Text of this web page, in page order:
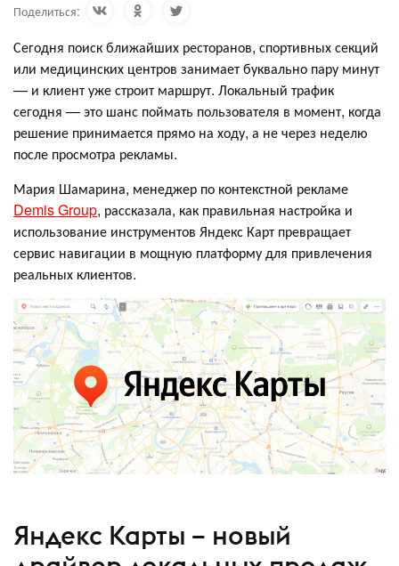
Поделиться:
Сегодня поиск ближайших ресторанов, спортивных секций
или медицинских центров занимает буквально пару минут
— и клиент уже строит маршрут. Локальный трафик
сегодня — это шанс поймать пользователя в момент, когда
решение принимается прямо на ходу, а не через неделю
после просмотра рекламы.
Мария Шамарина, менеджер по контекстной рекламе
Demis Group, рассказала, как правильная настройка и
использование инструментов Яндекс Карт превращает
сервис навигации в мощную платформу для привлечения
реальных клиентов.
Яндекс Карты – новый